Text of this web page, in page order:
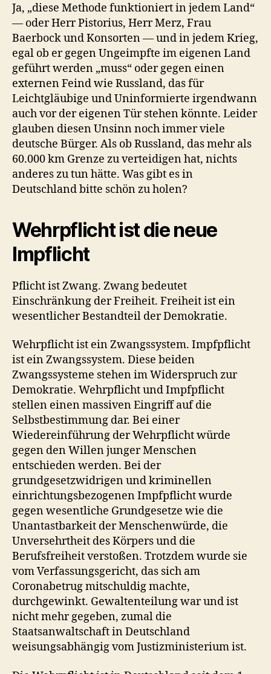
Ja, „diese Methode funktioniert in jedem Land“
— oder Herr Pistorius, Herr Merz, Frau
Baerbock und Konsorten — und in jedem Krieg,
egal ob er gegen Ungeimpfte im eigenen Land
geführt werden „muss“ oder gegen einen
externen Feind wie Russland, das für
Leichtgläubige und Uninformierte irgendwann
auch vor der eigenen Tür stehen könnte. Leider
glauben diesen Unsinn noch immer viele
deutsche Bürger. Als ob Russland, das mehr als
60.000 km Grenze zu verteidigen hat, nichts
anderes zu tun hätte. Was gibt es in
Deutschland bitte schön zu holen?
Wehrpflicht ist die neue
Impflicht
Pflicht ist Zwang. Zwang bedeutet
Einschränkung der Freiheit. Freiheit ist ein
wesentlicher Bestandteil der Demokratie.
Wehrpflicht ist ein Zwangssystem. Impfpflicht
ist ein Zwangssystem. Diese beiden
Zwangssysteme stehen im Widerspruch zur
Demokratie. Wehrpflicht und Impfpflicht
stellen einen massiven Eingriff auf die
Selbstbestimmung dar. Bei einer
Wiedereinführung der Wehrpflicht würde
gegen den Willen junger Menschen
entschieden werden. Bei der
grundgesetzwidrigen und kriminellen
einrichtungsbezogenen Impfpflicht wurde
gegen wesentliche Grundgesetze wie die
Unantastbarkeit der Menschenwürde, die
Unversehrtheit des Körpers und die
Berufsfreiheit verstoßen. Trotzdem wurde sie
vom Verfassungsgericht, das sich am
Coronabetrug mitschuldig machte,
durchgewinkt. Gewaltenteilung war und ist
nicht mehr gegeben, zumal die
Staatsanwaltschaft in Deutschland
weisungsabhängig vom Justizministerium ist.